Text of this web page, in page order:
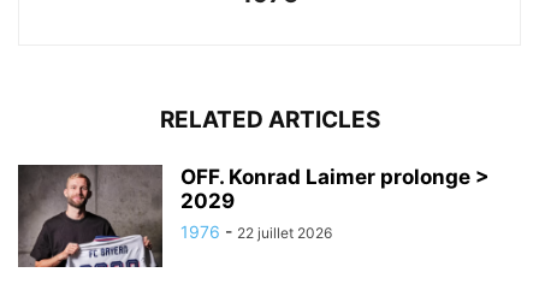
RELATED ARTICLES
OFF. Konrad Laimer prolonge >
2029
1976 - 22 juillet 2026